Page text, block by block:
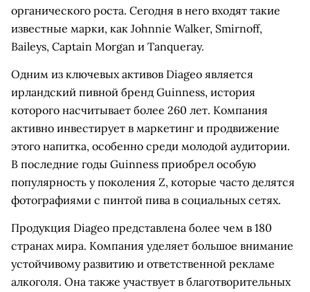
органического роста. Сегодня в него входят такие
известные марки, как Johnnie Walker, Smirnoff,
Baileys, Captain Morgan и Tanqueray.
Одним из ключевых активов Diageo является
ирландский пивной бренд Guinness, история
которого насчитывает более 260 лет. Компания
активно инвестирует в маркетинг и продвижение
этого напитка, особенно среди молодой аудитории.
В последние годы Guinness приобрел особую
популярность у поколения Z, которые часто делятся
фотографиями с пинтой пива в социальных сетях.
Продукция Diageo представлена более чем в 180
странах мира. Компания уделяет большое внимание
устойчивому развитию и ответственной рекламе
алкоголя. Она также участвует в благотворительных